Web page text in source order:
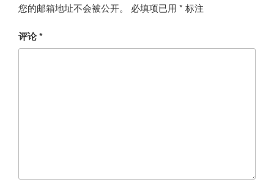
您的邮箱地址不会被公开。 必填项已用 * 标注
评论*